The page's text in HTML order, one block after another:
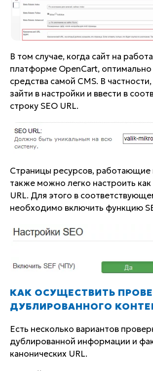
В том случае, когда сайт на
платформе OpenCart,
средства самой CMS. В
зайти в настройки и ввести в
строку SEO URL.
Страницы ресурсов, работающие
также можно легко настроить
URL. Для этого в
необходимо включить функцию
КАК ОСУЩЕСТВИТЬ
ДУБЛИРОВАННОГО
Есть несколько вариантов
дублированной информации и
канонических URL.